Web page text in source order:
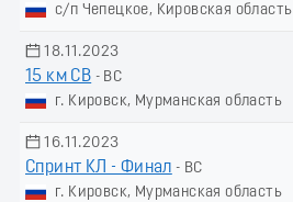
с/п Чепецкое, Кировская область
18.11.2023
15 км СВ - ВС
г. Кировск, Мурманская область
16.11.2023
Спринт КЛ - Финал - ВС
г. Кировск, Мурманская область